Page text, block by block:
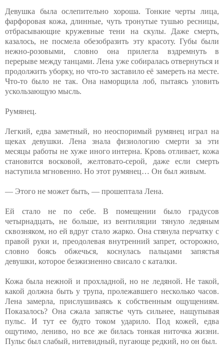
Девушка была ослепительно хороша. Тонкие черты лица,
фарфоровая кожа, длинные, чуть тронутые тушью ресницы,
отбрасывающие кружевные тени на скулы. Даже смерть,
казалось, не посмела обезобразить эту красоту. Губы были
нежно-розовыми, словно она прилегла вздремнуть в
перерыве между танцами. Лена уже собиралась отвернуться и
продолжить уборку, но что-то заставило её замереть на месте.
Что-то было не так. Она наморщила лоб, пытаясь уловить
ускользающую мысль.
Румянец.
Легкий, едва заметный, но неоспоримый румянец играл на
щеках девушки. Лена знала физиологию смерти за эти
месяцы работы не хуже иного интерна. Кровь отливает, кожа
становится восковой, желтовато-серой, даже если смерть
наступила мгновенно. Но этот румянец… Он был живым.
— Этого не может быть, — прошептала Лена.
Ей стало не по себе. В помещении было градусов
четырнадцать, не больше, из вентиляции тянуло ледяным
сквозняком, но ей вдруг стало жарко. Она стянула перчатку с
правой руки и, преодолевая внутренний запрет, осторожно,
словно боясь обжечься, коснулась пальцами запястья
девушки, которое безжизненно свисало с каталки.
Кожа была нежной и прохладной, но не ледяной. Не такой,
какой должна быть у трупа, пролежавшего несколько часов.
Лена замерла, прислушиваясь к собственным ощущениям.
Показалось? Она сжала запястье чуть сильнее, нащупывая
пульс. И тут ее будто током ударило. Под кожей, едва
ощутимо, лениво, но все же билась тонкая ниточка жизни.
Пульс был слабый, нитевидный, пугающе редкий, но он был.